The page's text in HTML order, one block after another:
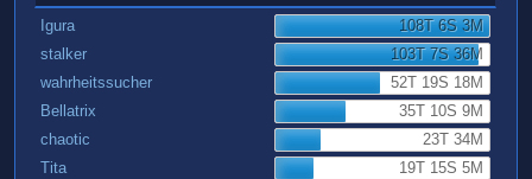
Igura
108T 6S 3M
stalker
103T 7S 36M
wahrheitssucher
52T 19S 18M
Bellatrix
35T 10S 9M
chaotic
23T 34M
Tita
19T 15S 5M